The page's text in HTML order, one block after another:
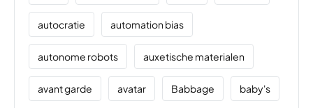
autocratie automation bias
autonome robots auxetische materialen
avant garde avatar Babbage baby's